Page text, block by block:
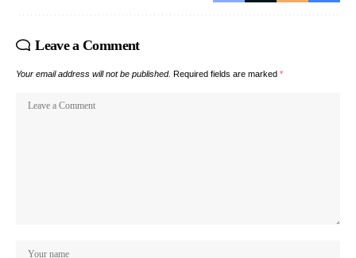
Leave a Comment
Your email address will not be published. Required fields are marked *